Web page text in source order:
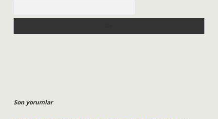
Son yorumlar